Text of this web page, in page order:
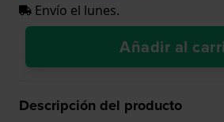
Envío el lunes.
Añadir al
Descripción del producto